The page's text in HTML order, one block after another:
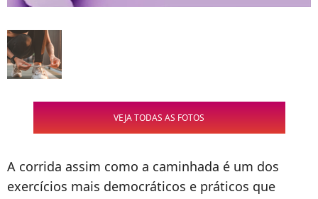
VEJA TODAS AS FOTOS
A corrida assim como a caminhada é um dos
exercícios mais democráticos e práticos que